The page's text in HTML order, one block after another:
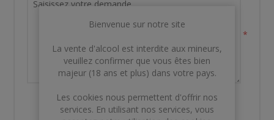
*
Bienvenue sur notre site
La vente d'alcool est interdite aux mineurs,
veuillez confirmer que vous êtes bien
majeur (18 ans et plus) dans votre pays.
Les cookies nous permettent d'offrir nos
services. En utilisant nos services, vous